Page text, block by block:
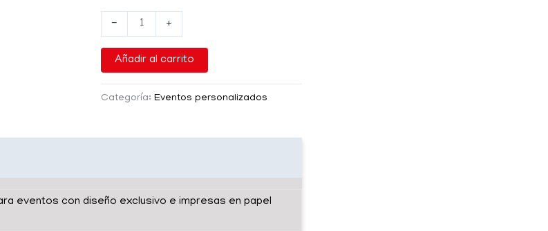
- +
Añadir al carrito
Categoría:Eventos personalizados
eventos con diseño exclusivo e impresas en papel